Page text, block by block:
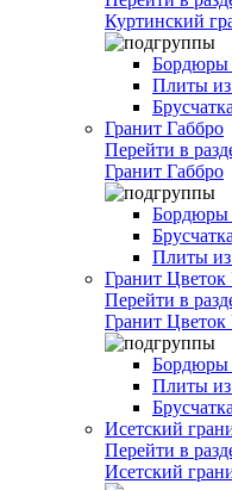
Куртинский
Бордюры
Плиты из
Гранит Габбро
Перейти в
Гранит Габбро
Бордюры
Плиты из
Гранит Цветок
Перейти в
Гранит Цветок
Бордюры
Плиты из
Исетский
Перейти в
Исетский